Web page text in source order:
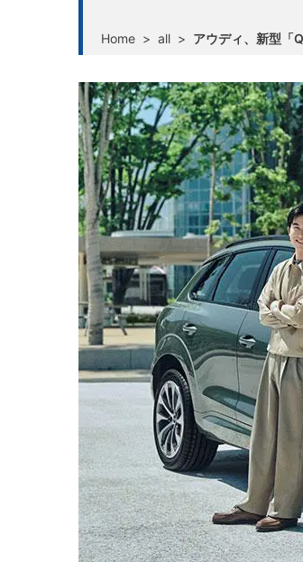
Home > all > アウディ、新型「